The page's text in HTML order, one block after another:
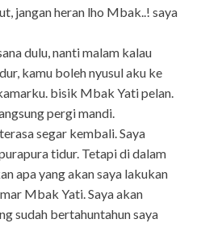
jangan heran lho Mbak..! saya
dulu, nanti malam kalau
kamu boleh nyusul aku ke
bisik Mbak Yati pelan.
pergi mandi.
segar kembali. Saya
tidur. Tetapi di dalam
apa yang akan saya lakukan
Mbak Yati. Saya akan
sudah bertahuntahun saya